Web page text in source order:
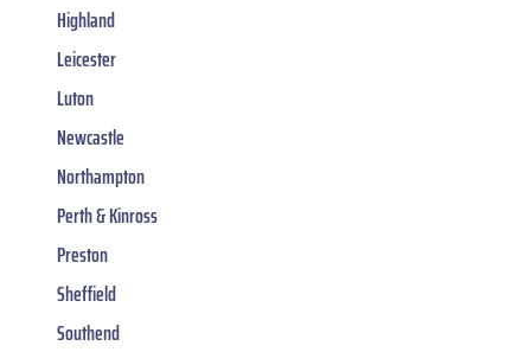
Highland
Leicester
Luton
Newcastle
Northampton
Perth & Kinross
Preston
Sheffield
Southend